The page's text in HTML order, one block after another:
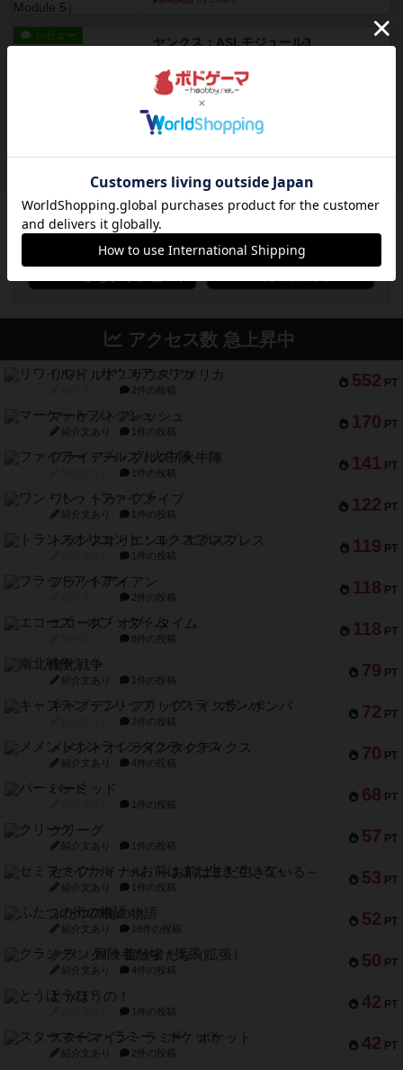
レビュー ヤンクス：ASLモジュール3
のマ...
約4時間前by Chaco
パラトルーパー
ボドゲーマのアプリ版はこちら
アクセス数 急上昇中
552 PT
リワイルド：サウスアメリカ
2件の投稿
170 PT
マーケットフレッシュ
紹介文あり 1件の投稿
141 PT
ファイアー・ブルズ / 火牛陣
1件の投稿
122 PT
ワン・トゥ・ファイブ
紹介文あり 1件の投稿
119 PT
トランスオリエント・エクスプレス
1件の投稿
118 PT
フラットアイアン
2件の投稿
118 PT
エコーズ・オブ・タイム
8件の投稿
79 PT
南北戦争
紹介文あり 1件の投稿
72 PT
キャプテン・フリップ：イスラ・ボンバ
2件の投稿
70 PT
メメントオンラインタクティクス
紹介文あり 4件の投稿
68 PT
パーミッド
1件の投稿
57 PT
クリーグ
紹介文あり 1件の投稿
53 PT
セミファイナル ～お前はまだ生きている～
紹介文あり 1件の投稿
52 PT
ふたつの街の物語
紹介文あり 18件の投稿
50 PT
クランク! ：冒険者たち（拡張）
紹介文あり 4件の投稿
42 PT
とうほうの！
1件の投稿
42 PT
スターマイン・ラミー ポケット
紹介文あり 2件の投稿